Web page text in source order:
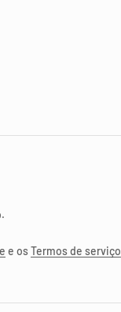
e osTermos de serviço